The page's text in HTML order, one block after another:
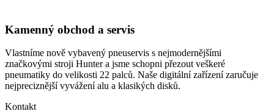
Kamenný obchod a servis
Vlastníme nově vybavený pneuservis s nejmodernějšími
značkovými stroji Hunter a jsme schopni přezout veškeré
pneumatiky do velikosti 22 palců. Naše digitální zařízení zaručuje
nejpreciznější vyvážení alu a klasikých disků.
Kontakt